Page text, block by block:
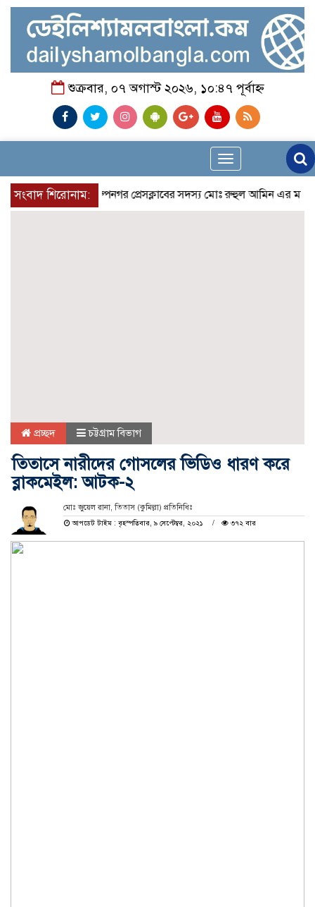
শুক্রবার, ০৭ অগাস্ট ২০২৬, ১০:৪৭ পূর্বাহ্ন
Toggle
navigation
সংবাদ শিরোনাম:রুপনগর প্রেসক্লাবের সদস্য মোঃ রুহুল আমিন এর মমতাময়ী
প্রচ্ছদ চট্টগ্রাম বিভাগ
তিতাসে নারীদের গোসলের ভিডিও ধারণ করে
ব্লাকমেইল: আটক-২
মোঃ জুয়েল রানা, তিতাস (কুমিল্লা) প্রতিনিধিঃ
আপডেট টাইম : বৃহস্পতিবার, ৯ সেপ্টেম্বর, ২০২১
৩৭২ বার